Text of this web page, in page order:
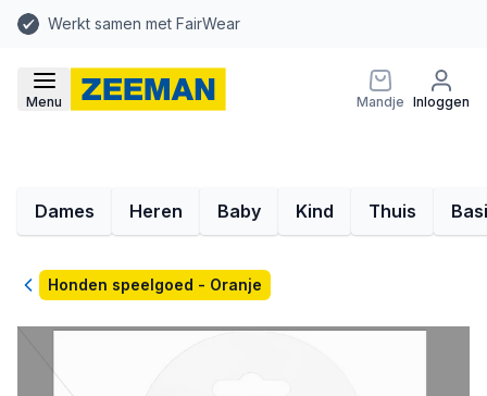
Werkt samen met FairWear
Menu Mandje Inloggen
Dames Heren Baby Kind Thuis
TerugHonden speelgoed - Oranje